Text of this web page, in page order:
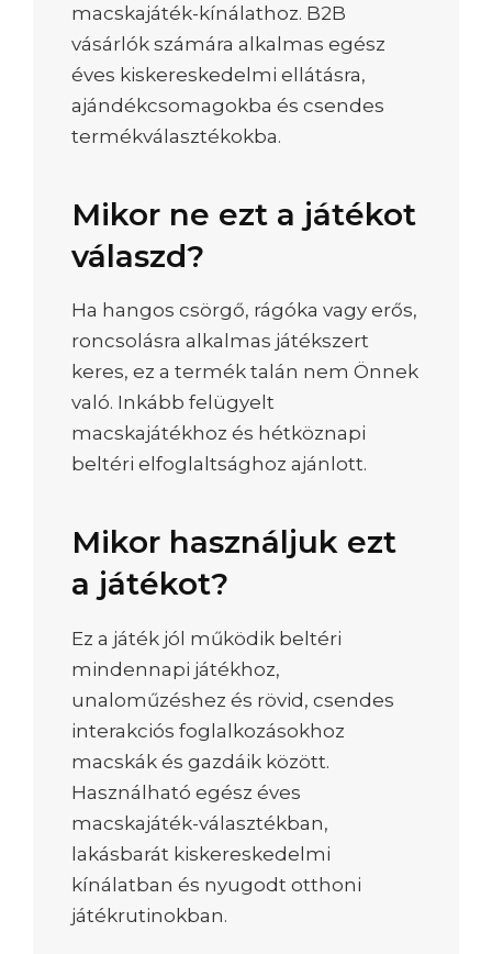
macskajáték-kínálathoz. B2B
vásárlók számára alkalmas egész
éves kiskereskedelmi ellátásra,
ajándékcsomagokba és csendes
termékválasztékokba.
Mikor ne ezt a játékot
válaszd?
Ha hangos csörgő, rágóka vagy erős,
roncsolásra alkalmas játékszert
keres, ez a termék talán nem Önnek
való. Inkább felügyelt
macskajátékhoz és hétköznapi
beltéri elfoglaltsághoz ajánlott.
Mikor használjuk ezt
a játékot?
Ez a játék jól működik beltéri
mindennapi játékhoz,
unaloműzéshez és rövid, csendes
interakciós foglalkozásokhoz
macskák és gazdáik között.
Használható egész éves
macskajáték-választékban,
lakásbarát kiskereskedelmi
kínálatban és nyugodt otthoni
játékrutinokban.